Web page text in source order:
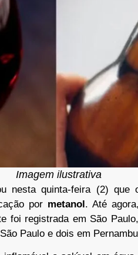
Imagem ilustrativa
nesta quinta-feira (2)
por metanol. Até
foi registrada em São
Paulo e dois em